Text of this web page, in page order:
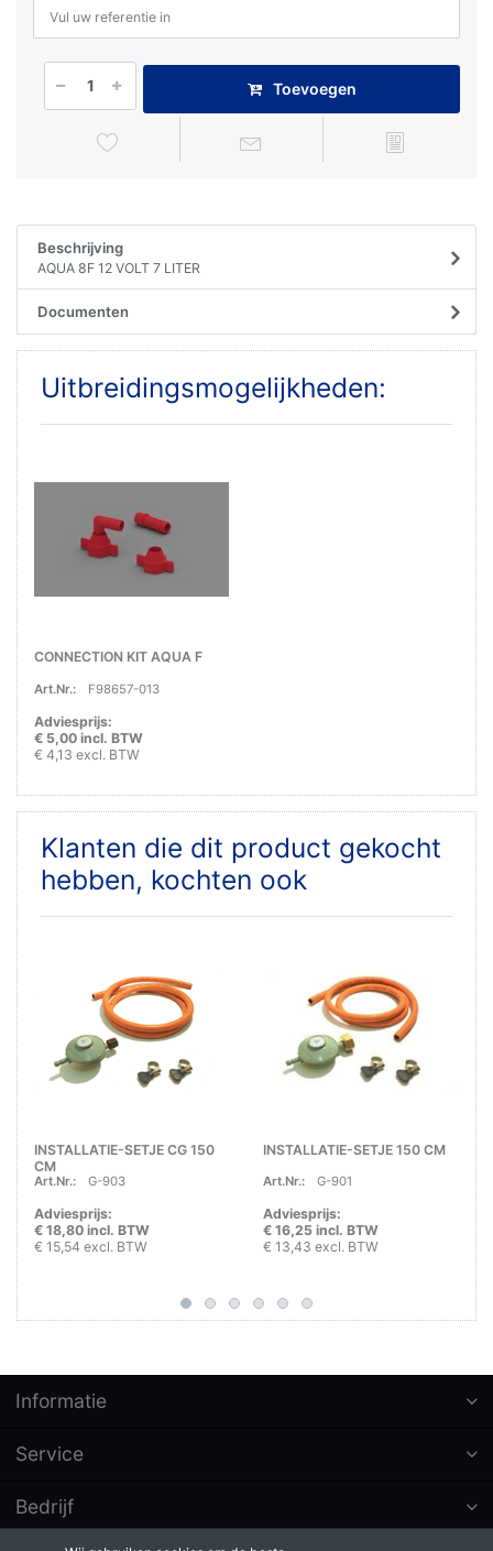
Toevoegen
Beschrijving
AQUA 8F 12 VOLT 7 LITER
Documenten
Uitbreidingsmogelijkheden:
CONNECTION KIT AQUA F
Art.Nr.: F98657-013
Adviesprijs:
€ 5,00 incl. BTW
€ 4,13 excl. BTW
Klanten die dit product gekocht
hebben, kochten ook
INSTALLATIE-SETJE CG 150
CM
Art.Nr.: G-903
Adviesprijs:
€ 18,80 incl. BTW
€ 15,54 excl. BTW
INSTALLATIE-SETJE 150 CM
Art.Nr.: G-901
Adviesprijs:
€ 16,25 incl. BTW
€ 13,43 excl. BTW
Informatie
Service
Bedrijf